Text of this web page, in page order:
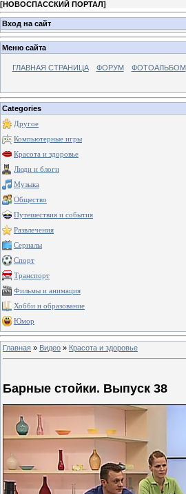
[НОВОСПАССКИЙ ПОРТАЛ]
Вход на сайт
Меню сайта
ГЛАВНАЯ СТРАНИЦА ФОРУМ ФОТОАЛЬБОМ
Categories
Другое
Компьютерные игры
Красота и здоровье
Люди и блоги
Музыка
Общество
Путешествия и события
Развлечения
Сериалы
Спорт
Транспорт
Фильмы и анимация
Хобби и образование
Юмор
Главная » Видео » Красота и здоровье
Барные стойки. Выпуск 38